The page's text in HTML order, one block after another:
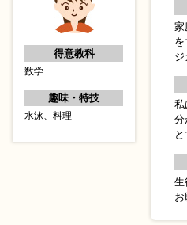
得意教科
数学
趣味・特技
水泳、料理
家
ジ
私
分
生
お